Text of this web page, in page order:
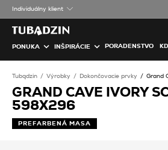
Individuálny klient
PONUKA INŠPIRÁCIE PORADENSTVO
Tubądzin Výrobky Dokončovacie prvky Grand
GRAND CAVE IVORY
598X296
PREFARBENÁ MASA